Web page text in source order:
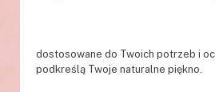
dostosowane do Twoich potrzeb i
podkreślą Twoje naturalne piękno.